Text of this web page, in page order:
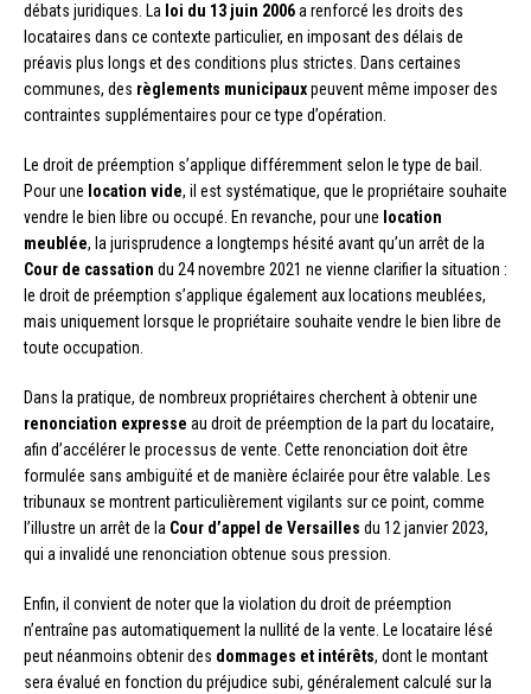
débats juridiques. La loi du 13 juin 2006a renforcé les droits des
locataires dans ce contexte particulier, en imposant des délais de
préavis plus longs et des conditions plus strictes. Dans certaines
communes, des règlements municipauxpeuvent même imposer des
contraintes supplémentaires pour ce type d’opération.
Le droit de préemption s’applique différemment selon le type de bail.
Pour une location vide, il est systématique, que le propriétaire souhaite
vendre le bien libre ou occupé. En revanche, pour une location
meublée, la jurisprudence a longtemps hésité avant qu’un arrêt de la
Cour de cassation du 24 novembre 2021 ne vienne clarifier la situation :
le droit de préemption s’applique également aux locations meublées,
mais uniquement lorsque le propriétaire souhaite vendre le bien libre de
toute occupation.
Dans la pratique, de nombreux propriétaires cherchent à obtenir une
renonciation expresse au droit de préemption de la part du locataire,
afin d’accélérer le processus de vente. Cette renonciation doit être
formulée sans ambiguïté et de manière éclairée pour être valable. Les
tribunaux se montrent particulièrement vigilants sur ce point, comme
l’illustre un arrêt de la Cour d’appel de Versailles du 12 janvier 2023,
qui a invalidé une renonciation obtenue sous pression.
Enfin, il convient de noter que la violation du droit de préemption
n’entraîne pas automatiquement la nullité de la vente. Le locataire lésé
peut néanmoins obtenir des dommages et intérêts, dont le montant
sera évalué en fonction du préjudice subi, généralement calculé sur la